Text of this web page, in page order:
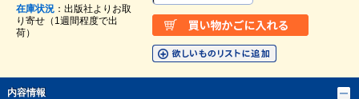
在庫状況：出版社よりお取
り寄せ（1週間程度で出
荷）
内容情報